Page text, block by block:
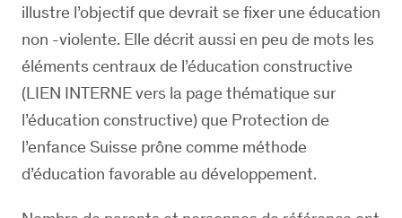
illustre l’objectif que devrait se fixer une éducation
non -violente. Elle décrit aussi en peu de mots les
éléments centraux de l’éducation constructive
(LIEN INTERNE vers la page thématique sur
l’éducation constructive) que Protection de
l’enfance Suisse prône comme méthode
d’éducation favorable au développement.